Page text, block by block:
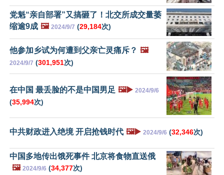
党魁“亲自部署”又搞砸了！北交所成交量萎
缩逾9成 🖼️ 2024/9/7 (29,184次)
他参加乡试为何遭到父亲亡灵痛斥？ 🖼️
2024/9/7 (301,951次)
在中国 最丢脸的不是中国男足 🖼️▶️ 2024/9/6
(35,994次)
中共财政进入绝境 开启抢钱时代 🖼️▶️ 2024/9/6 (32,346次)
中国多地传出饿死事件 北京将食物直送俄
🖼️ 2024/9/6 (34,377次)